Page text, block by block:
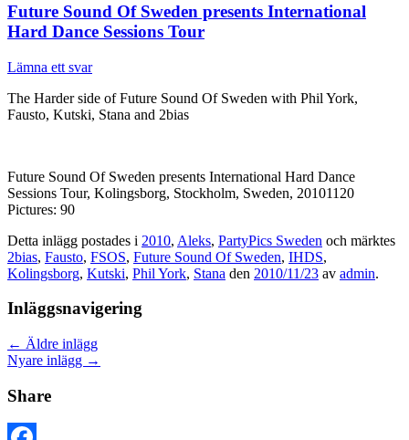
Future Sound Of Sweden presents International
Hard Dance Sessions Tour
Lämna ett svar
The Harder side of Future Sound Of Sweden with Phil York,
Fausto, Kutski, Stana and 2bias
Future Sound Of Sweden presents International Hard Dance
Sessions Tour, Kolingsborg, Stockholm, Sweden, 20101120
Pictures: 90
Detta inlägg postades i 2010, Aleks, PartyPics Sweden och märktes
2bias, Fausto, FSOS, Future Sound Of Sweden, IHDS,
Kolingsborg, Kutski, Phil York, Stana den 2010/11/23 av admin.
Inläggsnavigering
← Äldre inlägg
Nyare inlägg →
Share